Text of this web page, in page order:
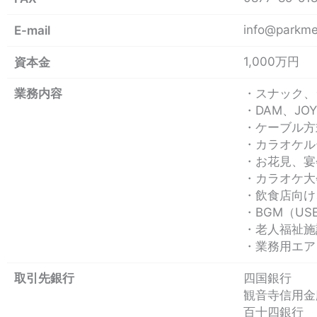
E-mail
資本金 1,000万円
業務内容
・スナック
・DAM、
・ケーブル
・カラオケ
・お花見、
・カラオケ
・飲食店向
・BGM（
・老人福祉
・業務用エ
取引先銀行
四国銀行
観音寺信用
百十四銀行